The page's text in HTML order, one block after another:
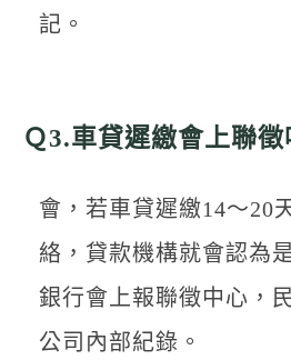
記。
Ｑ3.車貸遲繳會上聯徵
會，若車貸遲繳14～20
絡，貸款機構就會認為
銀行會上報聯徵中心，
公司內部紀錄。